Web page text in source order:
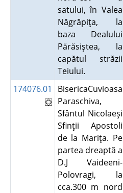
satului, în Valea
Năgrăpiţa, la
baza Dealului
Părăsiştea, la
capătul străzii
Teiului.
174076.01
BisericaCuvioasa
Paraschiva,
Sfântul Nicolaeşi
Sfinţii Apostoli
de la Mariţa. Pe
partea dreaptă a
D.J Vaideeni-
Polovragi, la
cca.300 m nord